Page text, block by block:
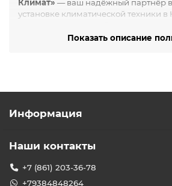
Климат» — ваш надёжный партнёр
установке климатической техники
систем брендаБирюса, сочетающих
Красноярске, компания выпускает
оборудование на заводах Midea и
продукции. Бирюса известна своим
ценами, что делает её продукцию
Показать описание
Информация
Наши контакты
+7 (861) 203-36-78
+79384848264